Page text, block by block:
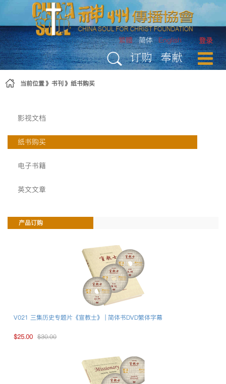
跳转到内容
登录
繁體 简体 English
订购 奉献
当前位置 书刊 纸书购买
影视文档
纸书购买
电子书籍
英文文章
产品订购
V021 三集历史专题片《宣教士》 | 简体书DVD繁体字幕
$25.00 $30.00